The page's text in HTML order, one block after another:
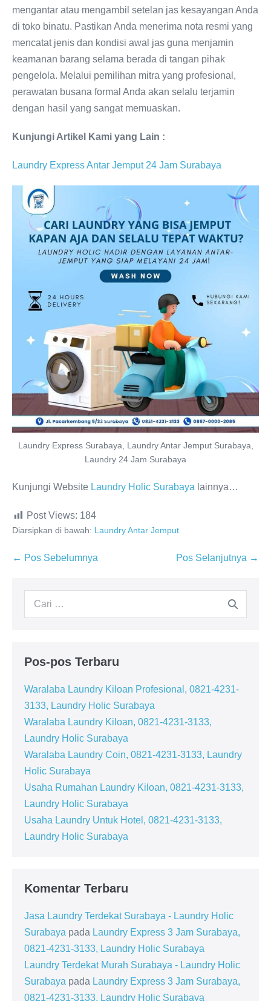
mengantar atau mengambil setelan jas kesayangan Anda
di toko binatu. Pastikan Anda menerima nota resmi yang
mencatat jenis dan kondisi awal jas guna menjamin
keamanan barang selama berada di tangan pihak
pengelola. Melalui pemilihan mitra yang profesional,
perawatan busana formal Anda akan selalu terjamin
dengan hasil yang sangat memuaskan.
Kunjungi Artikel Kami yang Lain :
Laundry Express Antar Jemput 24 Jam Surabaya
Laundry Express Surabaya, Laundry Antar Jemput Surabaya,
Laundry 24 Jam Surabaya
Kunjungi Website Laundry Holic Surabaya lainnya…
Post Views: 184
Diarsipkan di bawah: Laundry Antar Jemput
Navigasi
← Pos Sebelumnya Pos Selanjutnya →
Pencarian
Pos-pos Terbaru
Waralaba Laundry Kiloan Profesional, 0821-4231-
3133, Laundry Holic Surabaya
Waralaba Laundry Kiloan, 0821-4231-3133,
Laundry Holic Surabaya
Waralaba Laundry Coin, 0821-4231-3133, Laundry
Holic Surabaya
Usaha Rumahan Laundry Kiloan, 0821-4231-3133,
Laundry Holic Surabaya
Usaha Laundry Untuk Hotel, 0821-4231-3133,
Laundry Holic Surabaya
Komentar Terbaru
Jasa Laundry Terdekat Surabaya - Laundry Holic
Surabaya pada Laundry Express 3 Jam Surabaya,
0821-4231-3133, Laundry Holic Surabaya
Laundry Terdekat Murah Surabaya - Laundry Holic
Surabaya pada Laundry Express 3 Jam Surabaya,
0821-4231-3133, Laundry Holic Surabaya